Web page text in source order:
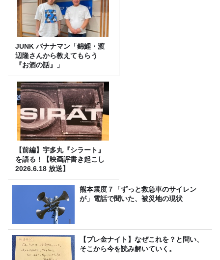
JUNK バナナマン「錦鯉・渡
辺隆さんから教えてもらう
『お酒の話』」
【前編】宇多丸『シラート』
を語る！【映画評書き起こし
2026.6.18 放送】
熊本震度７「ずっと救急車のサイレン
が」電話で聞いた、被災地の現状
【プレ金ナイト】なぜこれを？と問い、
そこから今を読み解いていく。